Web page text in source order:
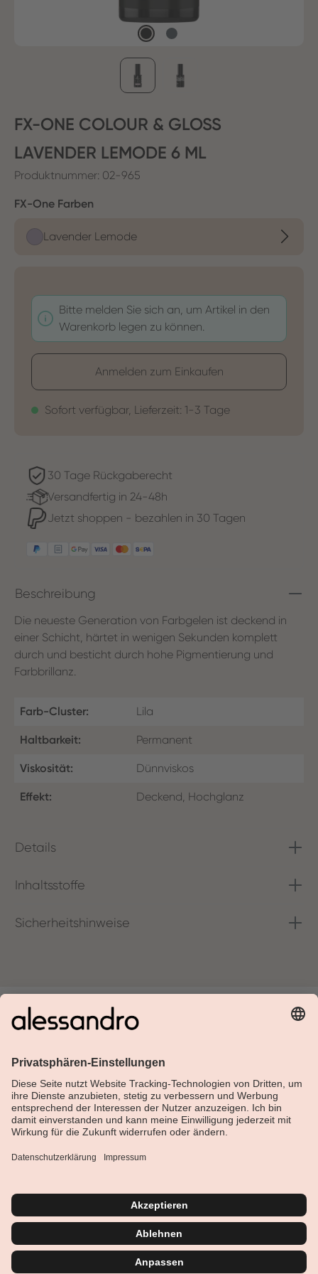
FX-ONE COLOUR & GLOSS
LAVENDER LEMODE 6 ML
Produktnummer: 02-965
FX-One Farben
Lavender Lemode
Bitte melden Sie sich an, um Artikel in den
Warenkorb legen zu können.
Anmelden zum Einkaufen
Sofort verfügbar, Lieferzeit: 1-3 Tage
30 Tage Rückgaberecht
Versandfertig in 24-48h
Jetzt shoppen - bezahlen in 30 Tagen
Beschreibung
Die neueste Generation von Farbgelen ist deckend in
einer Schicht, härtet in wenigen Sekunden komplett
durch und besticht durch hohe Pigmentierung und
Farbbrillanz.
Farb-Cluster: Lila
Haltbarkeit: Permanent
Viskosität: Dünnviskos
Effekt: Deckend, Hochglanz
Details
Inhaltsstoffe
Sicherheitshinweise
Über Alessandro
Shop
Deutsch